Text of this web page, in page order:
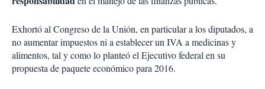
Exhortó al Congreso de la Unión, en particular a los diputados, a
no aumentar impuestos ni a establecer un IVA a medicinas y
alimentos, tal y como lo planteó el Ejecutivo federal en su
propuesta de paquete económico para 2016.